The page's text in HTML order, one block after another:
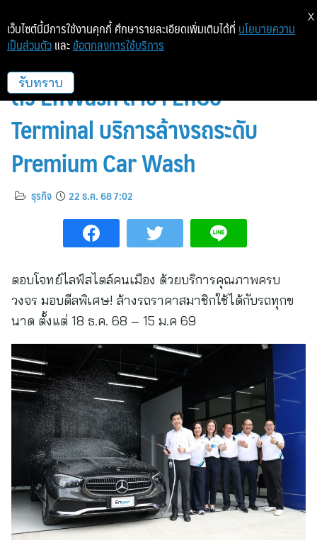
EnCo ขยายบริการไลฟ์สไตล์ เปิด
ตัว EnWash สาขา EnCo
Terminal บริการล้างรถระดับ
Premium Car Wash
ธุรกิจ 22 ธ.ค. 68 7:02
ตอบโจทย์ไลฟ์สไตล์คนเมือง ด้วยบริการคุณภาพครบ
วงจร มอบดีลพิเศษ! ล้างรถราคาสมาชิกใช้ได้กับรถทุกข
นาด ตั้งแต่ 18 ธ.ค. 68 – 15 ม.ค 69
เว็บไซต์นี้มีการใช้งานคุกกี้ ศึกษารายละเอียดเพิ่มเติมได้ที่ นโยบายความ
เป็นส่วนตัว และ ข้อตกลงการใช้บริการ
รับทราบ
X